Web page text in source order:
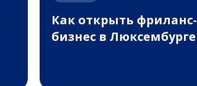
Как открыть фриланс-
бизнес в Люксембурге